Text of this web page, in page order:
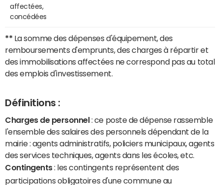
affectées,
concédées
** La somme des dépenses d'équipement, des
remboursements d'emprunts, des charges à répartir et
des immobilisations affectées ne correspond pas au total
des emplois d'investissement.
Définitions :
Charges de personnel : ce poste de dépense rassemble
l'ensemble des salaires des personnels dépendant de la
mairie : agents administratifs, policiers municipaux, agents
des services techniques, agents dans les écoles, etc.
Contingents: les contingents représentent des
participations obligatoires d'une commune au